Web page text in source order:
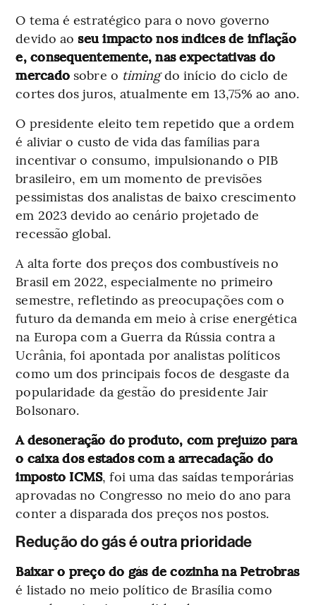
O tema é estratégico para o novo governo
devido aoseu impacto nos índices de inflação
e, consequentemente, nas expectativas do
mercado sobre o timingdo início do ciclo de
cortes dos juros, atualmente em 13,75% ao ano.
O presidente eleito tem repetido que a ordem
é aliviar o custo de vida das famílias para
incentivar o consumo, impulsionando o PIB
brasileiro, em um momento de previsões
pessimistas dos analistas de baixo crescimento
em 2023 devido ao cenário projetado de
recessão global.
A alta forte dos preços dos combustíveis no
Brasil em 2022, especialmente no primeiro
semestre, refletindo as preocupações com o
futuro da demanda em meio à crise energética
na Europa com a Guerra da Rússia contra a
Ucrânia, foi apontada por analistas políticos
como um dos principais focos de desgaste da
popularidade da gestão do presidente Jair
Bolsonaro.
A desoneração do produto, com prejuízo para
o caixa dos estados com a arrecadação do
imposto ICMS, foi uma das saídas temporárias
aprovadas no Congresso no meio do ano para
conter a disparada dos preços nos postos.
Redução do gás é outra prioridade
Baixar o preço do gás de cozinha na Petrobras
é listado no meio político de Brasília como